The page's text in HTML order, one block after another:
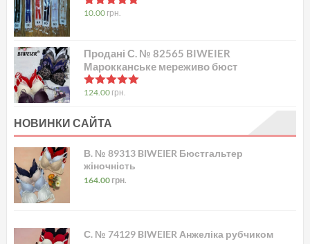
в 5.00 з 5
10.00 грн.
Продані С. № 82565 BIWEIER
Марокканське мереживо бюст
в 5.00з 5
124.00 грн.
НОВИНКИ САЙТА
В. № 89313 BIWEIER Бюстгальтер
жіночність
164.00 грн.
С. № 74129 BIWEIER Анжеліка рубчиком